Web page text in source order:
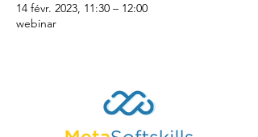
14 févr. 2023, 11:30 – 12:00
webinar